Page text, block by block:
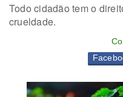
Todo cidadão tem o
crueldade.